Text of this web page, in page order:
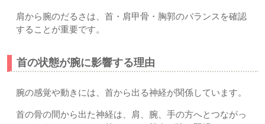
肩から腕のだるさは、首・肩甲骨・胸郭のバランスを確認
することが重要です。
首の状態が腕に影響する理由
腕の感覚や動きには、首から出る神経が関係しています。
首の骨の間から出た神経は、肩、腕、手の方へとつながっ